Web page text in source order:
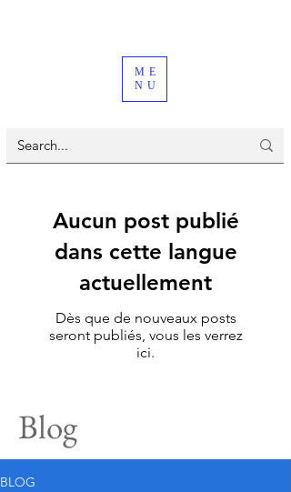
ME
NU
Aucun post publié
dans cette langue
actuellement
Dès que de nouveaux posts
seront publiés, vous les verrez
ici.
Blog
BLOG